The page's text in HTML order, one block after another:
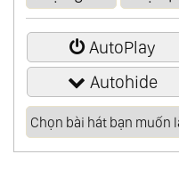
AutoPlay
Autohide